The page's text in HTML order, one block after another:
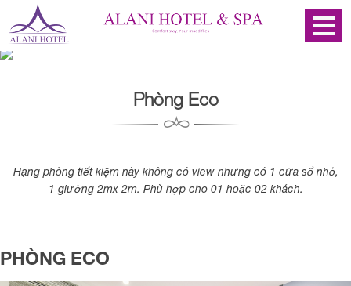
Phòng Eco
Hạng phòng tiết kiệm này không có view nhưng có 1 cửa sổ nhỏ,
1 giường 2mx 2m. Phù hợp cho 01 hoặc 02 khách.
PHÒNG ECO